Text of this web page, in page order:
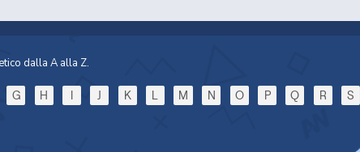
dalla A alla Z.
G H I J K L M N O P Q R S